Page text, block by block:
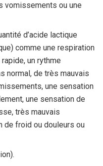
vomissements ou une
d’acide lactique
comme une respiration
un rythme
normal, de très mauvais
une sensation
une sensation de
très mauvais
de froid ou douleurs ou